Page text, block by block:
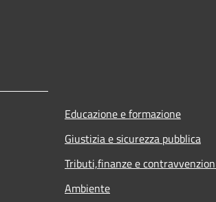
Educazione e formazione
Giustizia e sicurezza pubblica
Tributi,finanze e
Ambiente